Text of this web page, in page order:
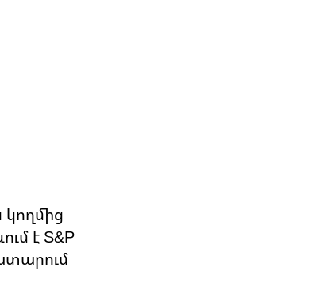
կողմից
է S&P